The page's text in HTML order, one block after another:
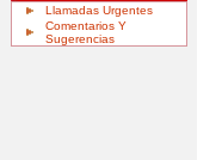
Llamadas Urgentes
Comentarios Y
Sugerencias